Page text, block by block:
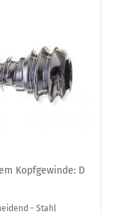
Kopfgewinde: D
- Stahl